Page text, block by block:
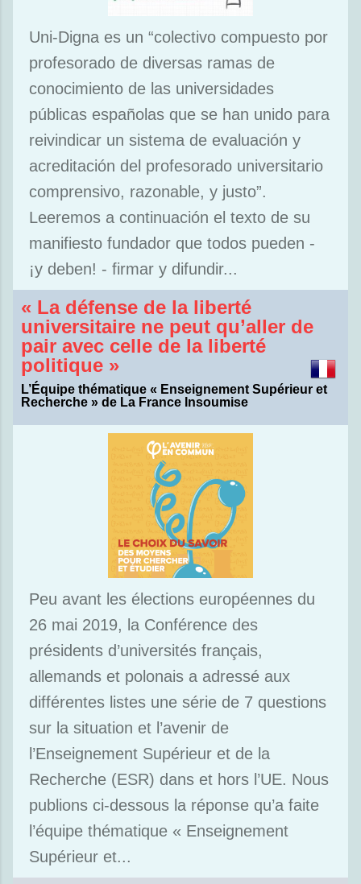
Uni-Digna es un “colectivo compuesto por
profesorado de diversas ramas de
conocimiento de las universidades
públicas españolas que se han unido para
reivindicar un sistema de evaluación y
acreditación del profesorado universitario
comprensivo, razonable, y justo”.
Leeremos a continuación el texto de su
manifiesto fundador que todos pueden -
¡y deben! - firmar y difundir...
« La défense de la liberté
universitaire ne peut qu’aller de
pair avec celle de la liberté
politique »
L’Équipe thématique « Enseignement Supérieur et
Recherche » de La France Insoumise
Peu avant les élections européennes du
26 mai 2019, la Conférence des
présidents d’universités français,
allemands et polonais a adressé aux
différentes listes une série de 7 questions
sur la situation et l’avenir de
l’Enseignement Supérieur et de la
Recherche (ESR) dans et hors l’UE. Nous
publions ci-dessous la réponse qu’a faite
l’équipe thématique « Enseignement
Supérieur et...